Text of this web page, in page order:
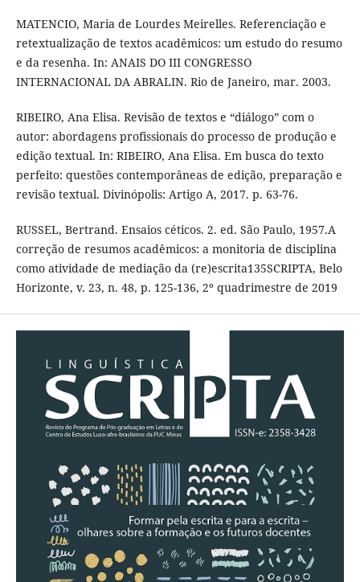
MATENCIO, Maria de Lourdes Meirelles. Referenciação e
retextualização de textos acadêmicos: um estudo do resumo
e da resenha. In: ANAIS DO III CONGRESSO
INTERNACIONAL DA ABRALIN. Rio de Janeiro, mar. 2003.
RIBEIRO, Ana Elisa. Revisão de textos e “diálogo” com o
autor: abordagens profissionais do processo de produção e
edição textual. In: RIBEIRO, Ana Elisa. Em busca do texto
perfeito: questões contemporâneas de edição, preparação e
revisão textual. Divinópolis: Artigo A, 2017. p. 63-76.
RUSSEL, Bertrand. Ensaios céticos. 2. ed. São Paulo, 1957.A
correção de resumos acadêmicos: a monitoria de disciplina
como atividade de mediação da (re)escrita135SCRIPTA, Belo
Horizonte, v. 23, n. 48, p. 125-136, 2º quadrimestre de 2019